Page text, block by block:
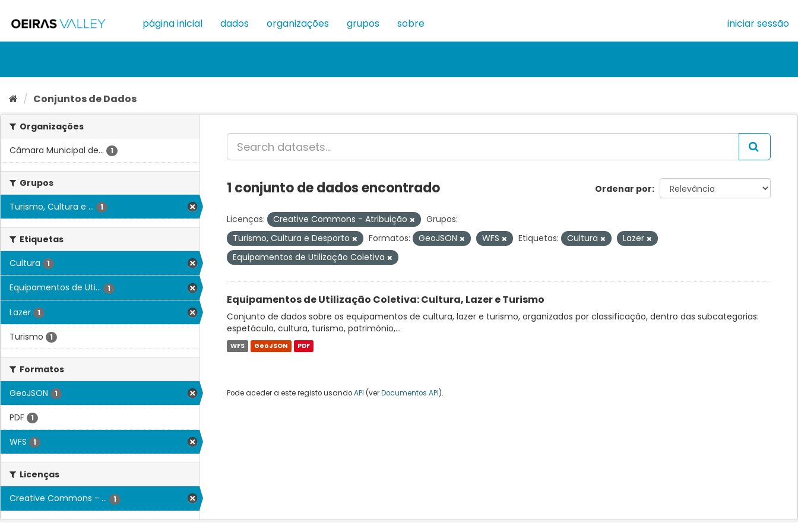
para
conteúdo
página inicial dados organizações grupos sobre iniciar sessão
Conjuntos de Dados
Organizações
Câmara Municipal de...
1
Grupos
Turismo, Cultura e ...
1
Etiquetas
Cultura
1
Equipamentos de Uti... 1
Lazer 1
Turismo 1
Formatos
GeoJSON
1
PDF 1
WFS 1
Licenças
Creative Commons - ...
1
Ordenar por
1 conjunto de dados encontrado
Licenças: Creative Commons - Atribuição
Grupos:
Turismo, Cultura e Desporto
Formatos: GeoJSON WFS Etiquetas: Cultura
Lazer
Equipamentos de Utilização Coletiva
Equipamentos de Utilização Coletiva: Cultura, Lazer e Turismo
Conjunto de dados sobre os equipamentos de cultura, lazer e turismo, organizados por classificação, dentro das subcategorias:
espetáculo, cultura, turismo, património,...
WFS GeoJSON PDF
Pode aceder a este registo usandoAPI (verDocumentos API).